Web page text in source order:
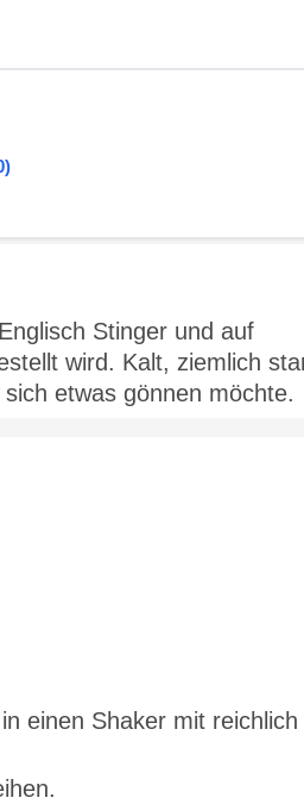
Stinger und auf
wird. Kalt, ziemlich
etwas gönnen möchte.
einen Shaker mit reichlich